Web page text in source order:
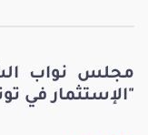
مجلس نواب
"الإستثمار في